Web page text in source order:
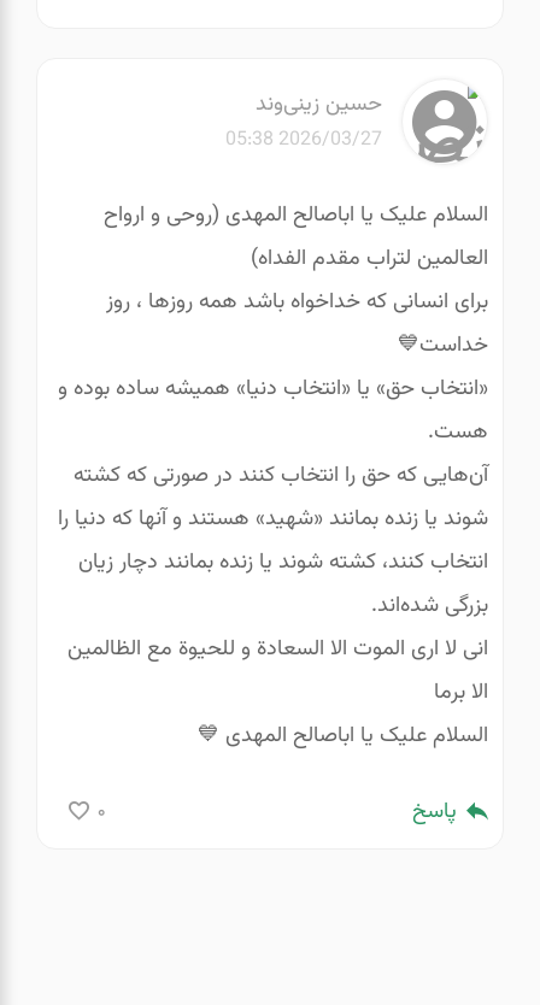
حسین زینی‌وند
2026/03/27 05:38
السلام علیک یا اباصالح المهدی (روحی و ارواح
العالمین لتراب مقدم الفداه)
برای انسانی که خداخواه باشد همه روزها ، روز
خداست💙
«انتخاب حق» یا «انتخاب دنیا» همیشه ساده بوده و
هست.
آن‌هایی که حق را انتخاب کنند در صورتی که کشته
شوند یا زنده بمانند «شهید» هستند و آنها که دنیا را
انتخاب کنند، کشته شوند یا زنده بمانند دچار زیان
بزرگی شده‌اند.
انی لا اری الموت الا السعادة و للحیوة مع الظالمین
الا برما
السلام علیک یا اباصالح المهدی 💙
پاسخ 0